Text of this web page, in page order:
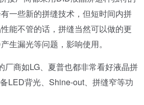
一些新的拼缝技术，但短时间内拼
能不管的话，拼缝当然可以做的更
生漏光等问题，影响使用。
商如LG、夏普也都非常看好液晶拼
LED背光、Shine-out、拼缝窄等功